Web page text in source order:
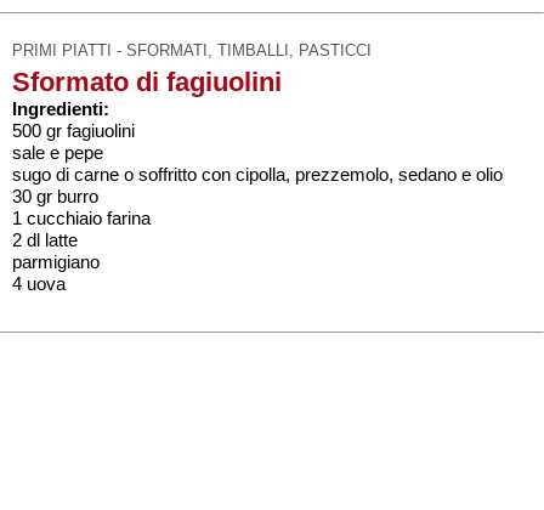
PRIMI PIATTI - SFORMATI, TIMBALLI, PASTICCI
Sformato di fagiuolini
Ingredienti:
500 gr fagiuolini
sale e pepe
sugo di carne o soffritto con cipolla, prezzemolo, sedano e olio
30 gr burro
1 cucchiaio farina
2 dl latte
parmigiano
4 uova